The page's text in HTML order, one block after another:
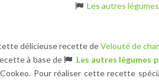
Les autres
délicieuse recette deVelouté de
à base de
Les autres légumes
Pour réaliser cette recette